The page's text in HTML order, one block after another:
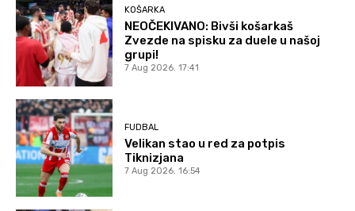
KOŠARKA
NEOČEKIVANO: Bivši košarkaš
Zvezde na spisku za duele u našoj
grupi!
7 Aug 2026. 17:41
FUDBAL
Velikan stao u red za potpis
Tiknizjana
7 Aug 2026. 16:54